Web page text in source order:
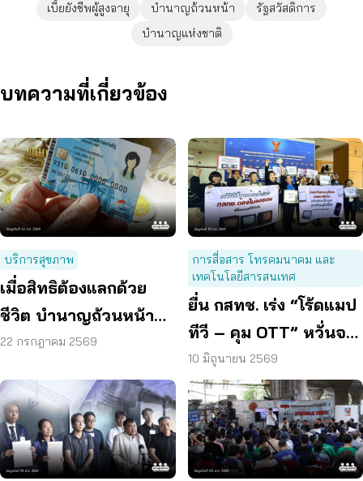
เบี้ยยังชีพผู้สูงอายุ
บำนาญถ้วนหน้า
รัฐสวัสดิการ
บำนาญแห่งชาติ
บทความที่เกี่ยวข้อง
บริการสุขภาพ
เมื่อสิทธิต้องแลกด้วย
ชีวิต บำนาญถ้วนหน้า
คือคำตอบของสังคมสูง
22 กรกฎาคม 2569
การสื่อสาร โทรคมนาคม และ
เทคโนโลยีสารสนเทศ
ยื่น กสทช. เร่ง “โร้ดแมป
ทีวี – คุม OTT” หวั่นจอ
ดับ ซ้ำเติมกลุ่มเปราะบาง
10 มิถุนายน 2569